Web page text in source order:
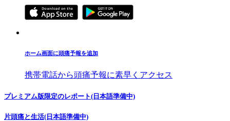
ホーム画面に頭痛予報を追加
携帯電話から頭痛予報に素早くアクセス
プレミアム版限定のレポート(日本語準備中)
片頭痛と生活(日本語準備中)